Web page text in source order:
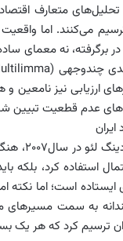
تحلیل‌های متعارف
می‌کنند. اما
در برگرفته، نه معمای
ارزیابی نیز
عدم قطعیت تبیین
بر
استفاده کرد، بلکه
است؛ اما نکته
به سمت مسیرهای
ترسیم کرد که هر یک